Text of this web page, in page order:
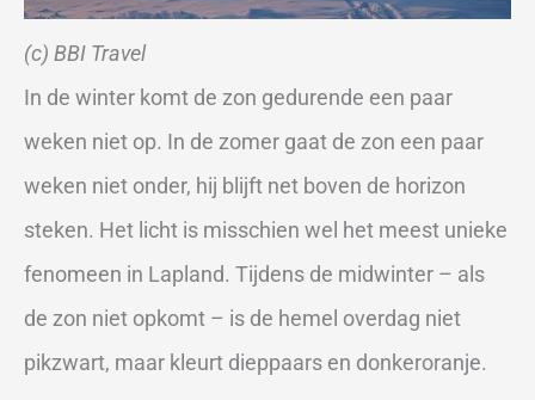
(c) BBI Travel
In de winter komt de zon gedurende een paar
weken niet op. In de zomer gaat de zon een paar
weken niet onder, hij blijft net boven de horizon
steken. Het licht is misschien wel het meest unieke
fenomeen in Lapland. Tijdens de midwinter – als
de zon niet opkomt – is de hemel overdag niet
pikzwart, maar kleurt dieppaars en donkeroranje.